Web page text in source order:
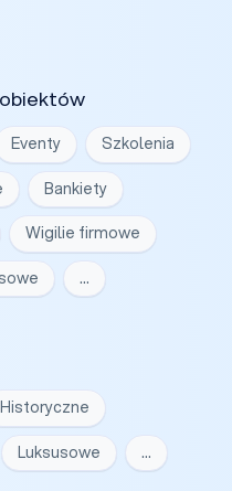
Historyczne
Luksusowe …
Eventy Szkolenia
Bankiety
Wigilie firmowe
…